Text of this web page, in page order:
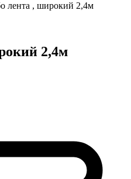
лента , широкий 2,4м
2,4м